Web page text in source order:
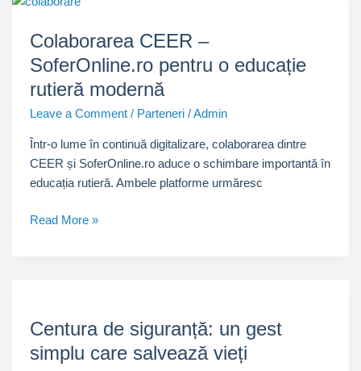
te
eficient
pentru
examen
Colaborarea CEER –
SoferOnline.ro pentru o educație
rutieră modernă
Leave a Comment / Parteneri /Admin
Într-o lume în continuă digitalizare, colaborarea dintre
CEER și SoferOnline.ro aduce o schimbare importantă în
educația rutieră. Ambele platforme urmăresc
Colaborarea
educație
rutieră
Read More »
Centura de siguranță: un gest
simplu care salvează vieți